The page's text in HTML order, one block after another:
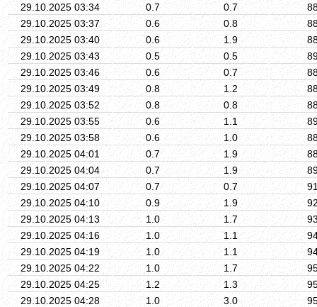
29.10.2025 03:34
0.7 0.7
29.10.2025 03:37
0.6 0.8
29.10.2025 03:40
0.6 1.9
29.10.2025 03:43
0.5 0.5
29.10.2025 03:46
0.6 0.7
29.10.2025 03:49
0.8 1.2
29.10.2025 03:52
0.8 0.8
29.10.2025 03:55
0.6 1.1
29.10.2025 03:58
0.6 1.0
29.10.2025 04:01
0.7 1.9
29.10.2025 04:04
0.7 1.9
29.10.2025 04:07
0.7 0.7
29.10.2025 04:10
0.9 1.9
29.10.2025 04:13
1.0 1.7
29.10.2025 04:16
1.0 1.1
29.10.2025 04:19
1.0 1.1
29.10.2025 04:22
1.0 1.7
29.10.2025 04:25
1.2 1.3
29.10.2025 04:28
1.0 3.0